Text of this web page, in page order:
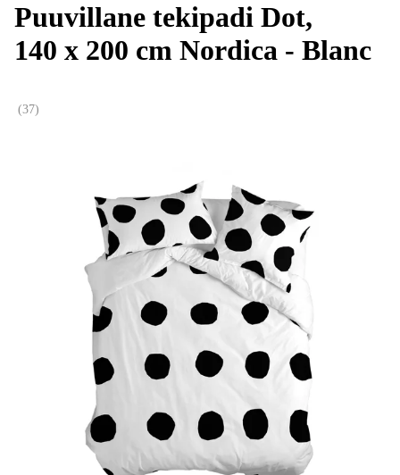
Puuvillane tekipadi Dot,
140 x 200 cm Nordica - Blanc
(37)